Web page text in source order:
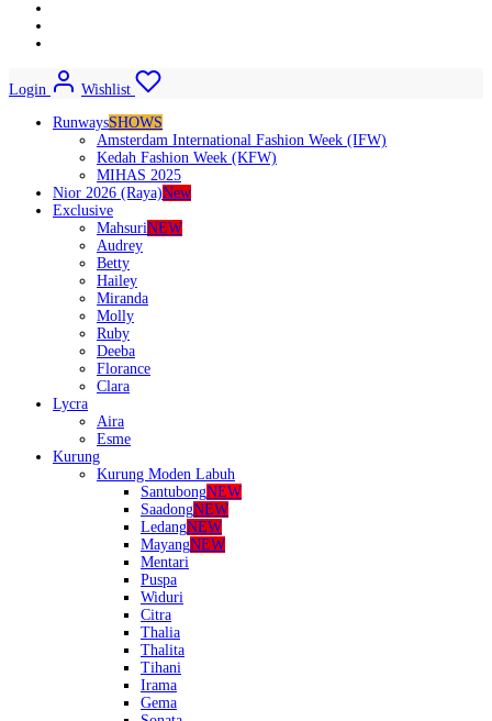
Login
Wishlist
RunwaysSHOWS
Amsterdam International Fashion Week (IFW)
Kedah Fashion Week (KFW)
MIHAS 2025
Nior 2026 (Raya)New
Exclusive
MahsuriNEW
Audrey
Betty
Hailey
Miranda
Molly
Ruby
Deeba
Florance
Clara
Lycra
Aira
Esme
Kurung
Kurung Moden Labuh
SantubongNEW
SaadongNEW
LedangNEW
MayangNEW
Mentari
Puspa
Widuri
Citra
Thalia
Thalita
Tihani
Irama
Gema